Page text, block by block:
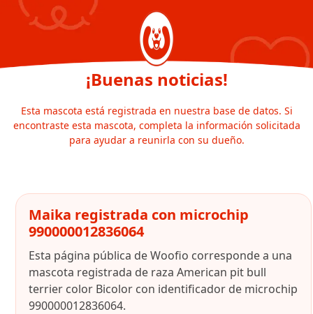
¡Buenas noticias!
Esta mascota está registrada en nuestra base de datos. Si
encontraste esta mascota, completa la información solicitada
para ayudar a reunirla con su dueño.
Maika registrada con microchip
990000012836064
Esta página pública de Woofio corresponde a una
mascota registrada de raza American pit bull
terrier color Bicolor con identificador de microchip
990000012836064.